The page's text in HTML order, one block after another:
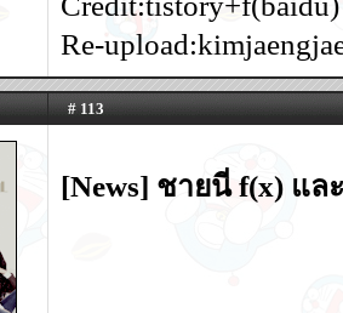
Re-
# 113
[News] ชายนี่ f(x) แล